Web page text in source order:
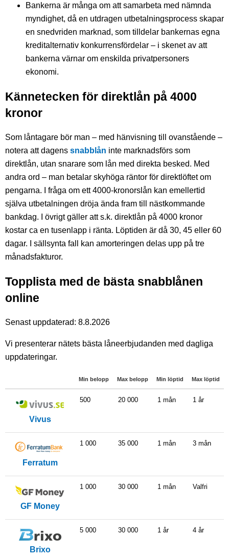
Bankerna är många om att samarbeta med nämnda
myndighet, då en utdragen utbetalningsprocess skapar
en snedvriden marknad, som tilldelar bankernas egna
kreditalternativ konkurrensfördelar – i skenet av att
bankerna värnar om enskilda privatpersoners
ekonomi.
Kännetecken för direktlån på 4000
kronor
Som låntagare bör man – med hänvisning till ovanstående –
notera att dagens snabblån inte marknadsförs som
direktlån, utan snarare som lån med direkta besked. Med
andra ord – man betalar skyhöga räntor för direktlöftet om
pengarna. I fråga om ett 4000-kronorslån kan emellertid
själva utbetalningen dröja ända fram till nästkommande
bankdag. I övrigt gäller att s.k. direktlån på 4000 kronor
kostar ca en tusenlapp i ränta. Löptiden är då 30, 45 eller 60
dagar. I sällsynta fall kan amorteringen delas upp på tre
månadsfakturor.
Topplista med de bästa snabblånen
online
Senast uppdaterad: 8.8.2026
Vi presenterar nätets bästa låneerbjudanden med dagliga
uppdateringar.
Min belopp Max belopp Min löptid Max löptid
Vivus
500 20 000 1 mån 1 år
Ferratum
1 000 35 000 1 mån 3 mån
GF Money
1 000 30 000 1 mån Valfri
Brixo
5 000 30 000 1 år 4 år